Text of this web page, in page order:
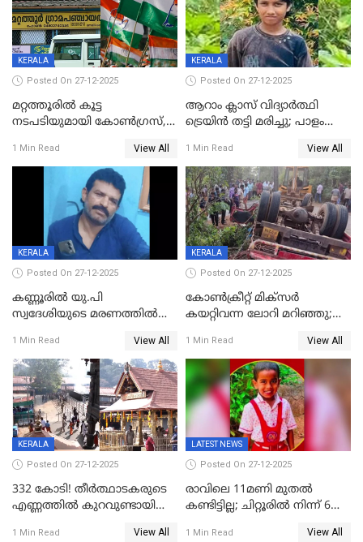
KERALA
Posted On 27-12-2025
മറ്റത്തൂരിൽ കൂട്ട
നടപടിയുമായി കോണ്‍ഗ്രസ്,
എട്ട് പേര്‍ ഉള്‍പ്പെടെ
പത്തുപേരെ പുറത്താക്കി,
ചൊവ്വന്നൂരിലും നടപടി
1 Min Read View All
KERALA
Posted On 27-12-2025
ആറാം ക്ലാസ് വിദ്യാർത്ഥി
ട്രെയിൻ തട്ടി മരിച്ചു; പാളം
അപകടം മലപ്പുറത്ത്
1 Min Read View All
KERALA
Posted On 27-12-2025
കണ്ണൂരിൽ യു.പി
സ്വദേശിയുടെ മരണത്തിൽ
കേസ്; തർക്കമുണ്ടായത്
ഫേഷ്യലിന് 300 രൂപ
ആവശ്യപ്പെട്ടതിനെച്ചൊല്ലി
1 Min Read View All
KERALA
Posted On 27-12-2025
കോണ്‍ക്രീറ്റ് മിക്‌സര്‍
കയറ്റിവന്ന ലോറി മറിഞ്ഞു;
അപകടം കണ്ണൂരിൽ
1 Min Read View All
KERALA
Posted On 27-12-2025
332 കോടി! തീർത്ഥാടകരുടെ
എണ്ണത്തിൽ കുറവുണ്ടായിട്ടും
കുതിച്ചുയരുന്നു
1 Min Read View All
LATEST NEWS
Posted On 27-12-2025
രാവിലെ 11മണി മുതൽ
കണ്ടിട്ടില്ല; ചിറ്റൂരിൽ നിന്ന് 6
1 Min Read View All